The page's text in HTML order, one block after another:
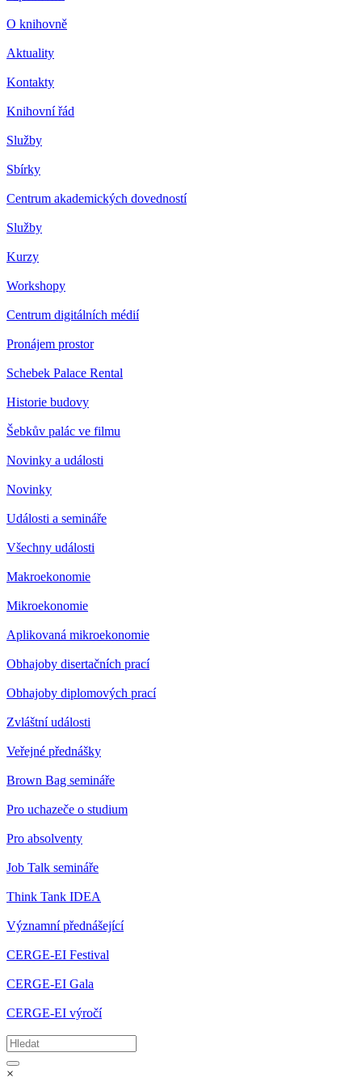
O knihovně
Aktuality
Kontakty
Knihovní řád
Služby
Sbírky
Centrum akademických dovedností
Služby
Kurzy
Workshopy
Centrum digitálních médií
Pronájem prostor
Schebek Palace Rental
Historie budovy
Šebkův palác ve filmu
Novinky a události
Novinky
Události a semináře
Všechny události
Makroekonomie
Mikroekonomie
Aplikovaná mikroekonomie
Obhajoby disertačních prací
Obhajoby diplomových prací
Zvláštní události
Veřejné přednášky
Brown Bag semináře
Pro uchazeče o studium
Pro absolventy
Job Talk semináře
Think Tank IDEA
Významní přednášející
CERGE-EI Festival
CERGE-EI Gala
CERGE-EI výročí
×